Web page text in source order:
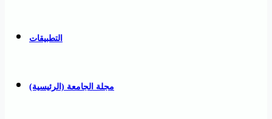
التطبيقات
مجلة الجامعة (الرئيسية)